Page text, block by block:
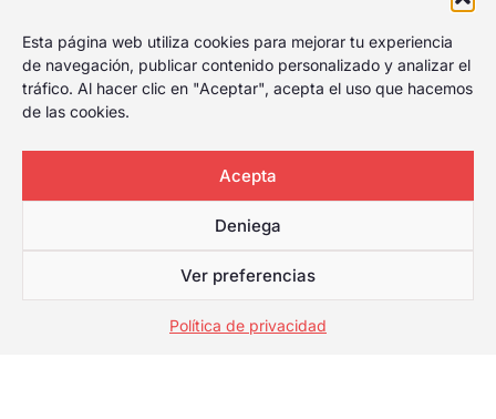
Esta página web utiliza cookies para mejorar tu experiencia
de navegación, publicar contenido personalizado y analizar el
tráfico. Al hacer clic en "Aceptar", acepta el uso que hacemos
de las cookies.
Acepta
Deniega
Ver preferencias
Política de privacidad
El Festival
Internacional de
Cine de Tarragona
celebrando el
primer festival de
cine de Tarragona
con amplia
cualquier tipo de